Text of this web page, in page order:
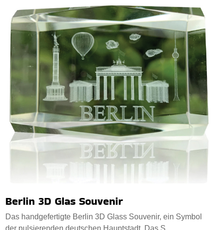
Berlin 3D Glas Souvenir
Das handgefertigte Berlin 3D Glass Souvenir, ein Symbol